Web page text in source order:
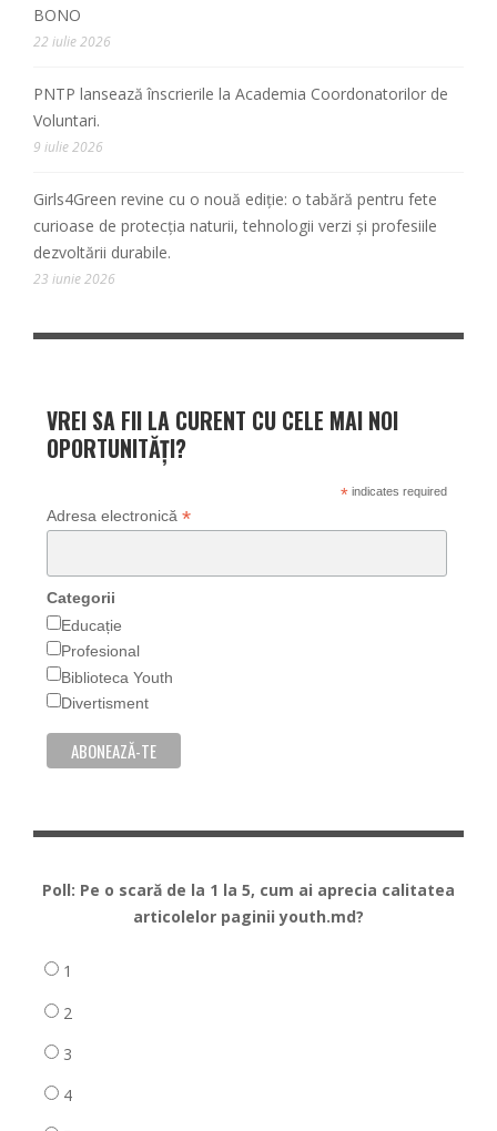
BONO
22 iulie 2026
PNTP lansează înscrierile la Academia Coordonatorilor de
Voluntari.
9 iulie 2026
Girls4Green revine cu o nouă ediție: o tabără pentru fete
curioase de protecția naturii, tehnologii verzi și profesiile
dezvoltării durabile.
23 iunie 2026
VREI SA FII LA CURENT CU CELE MAI NOI
OPORTUNITĂȚI?
*indicates required
Adresa electronică *
Categorii
Educație
Profesional
Biblioteca Youth
Divertisment
Poll: Pe o scară de la 1 la 5, cum ai aprecia calitatea
articolelor paginii youth.md?
1
2
3
4